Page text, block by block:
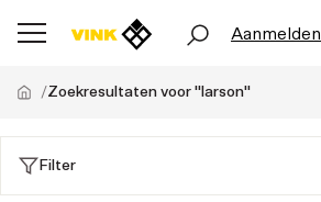
Aanmelden
Zoekresultaten voor "larson"
Filter